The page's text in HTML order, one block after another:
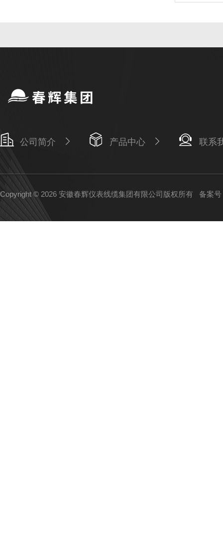
公司简介 产品中心 联系
Copyright © 2026 安徽春辉仪表线缆集团有限公司版权所有 备案号